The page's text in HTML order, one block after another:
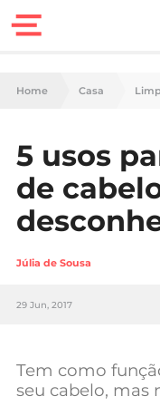
Finanças
Carreira
Casa
Lifestyle
Sociedade
Negócios
Home Casa
5 usos
de
Júlia de Sousa
29 Jun, 2017
Tem como
seu cabelo, mas